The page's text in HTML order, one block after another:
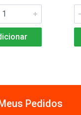
Pedidos